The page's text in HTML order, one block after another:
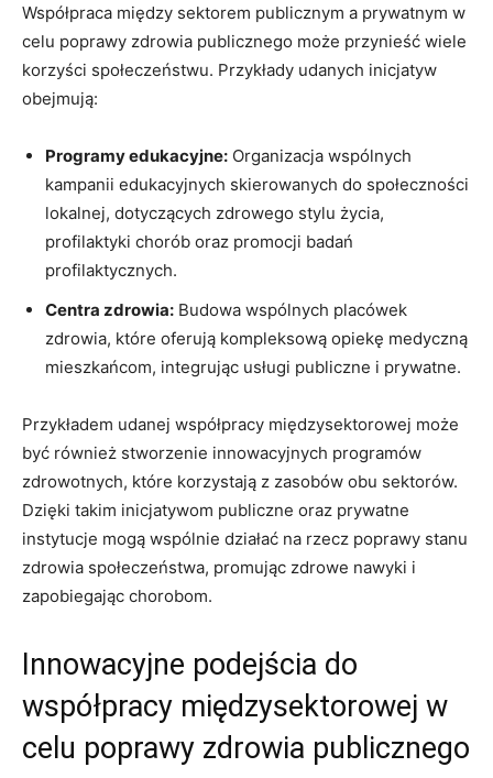
Współpraca między ​sektorem publicznym a prywatnym w ​
celu poprawy zdrowia publicznego ‍może przynieść wiele
korzyści społeczeństwu. Przykłady ⁢udanych inicjatyw
⁣obejmują:
Programy‍ edukacyjne: ‍Organizacja ⁢wspólnych
kampanii ​edukacyjnych skierowanych do społeczności‌
lokalnej, dotyczących‌ zdrowego stylu życia,
profilaktyki chorób ​oraz promocji badań
⁤profilaktycznych.
Centra zdrowia: Budowa wspólnych placówek
zdrowia, które oferują kompleksową opiekę medyczną
mieszkańcom, integrując usługi publiczne i⁢ prywatne.
Przykładem udanej współpracy⁤ międzysektorowej może
być również ⁤stworzenie ⁢innowacyjnych‌ programów
zdrowotnych, które korzystają z zasobów obu sektorów.
Dzięki‌ takim⁢ inicjatywom publiczne oraz ⁤prywatne
instytucje mogą wspólnie działać na rzecz poprawy stanu
zdrowia społeczeństwa, promując zdrowe ⁢nawyki ⁤i
zapobiegając chorobom.
Innowacyjne podejścia do‌
współpracy międzysektorowej w
celu‍ poprawy zdrowia publicznego